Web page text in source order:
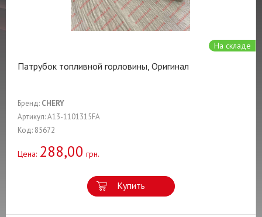
На складе
Патрубок топливной горловины, Оригинал
Бренд: CHERY
Артикул: A13-1101315FA
Код: 85672
Цена: 288,00 грн.
Купить